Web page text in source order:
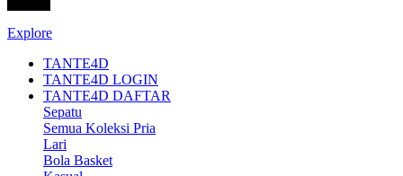
Explore
TANTE4D
TANTE4D LOGIN
TANTE4D DAFTAR
Sepatu
Semua Koleksi Pria
Lari
Bola Basket